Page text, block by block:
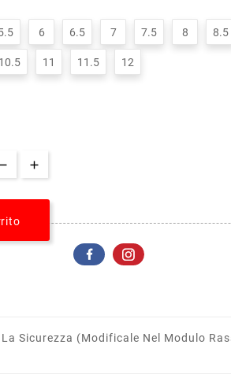
6 6.5 7 7.5 8 8.5
10.5 11 11.5 12
Sicurezza (modificale Nel Modulo